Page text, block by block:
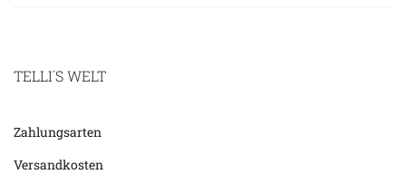
TELLI´S WELT
Zahlungsarten
Versandkosten